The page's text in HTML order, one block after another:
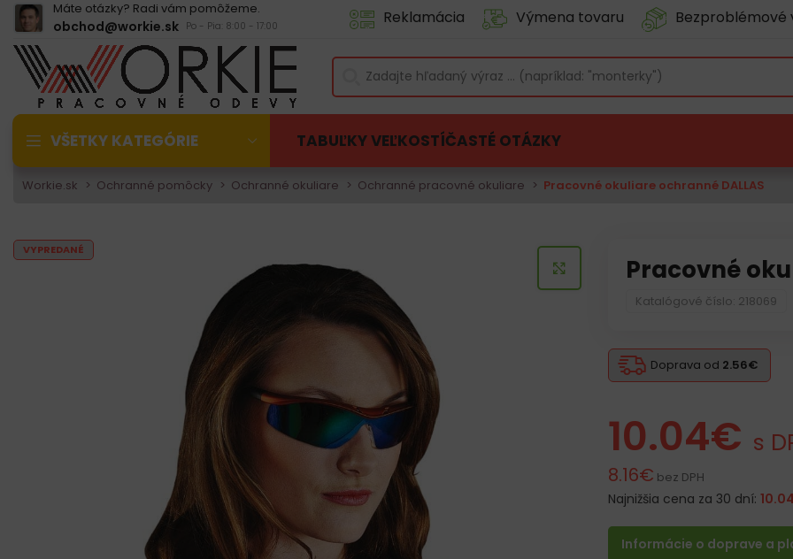
Máte otázky? Radi vám pomôžeme.
obchod@workie.sk Po - Pia: 8:00 - 17:00 Reklamácia Výmena tovaru Bezproblémové
VŠETKY KATEGÓRIE TABUĽKY VEĽKOSTÍČASTÉ OTÁZKY
Workie.sk Ochranné pomôcky Ochranné okuliare Ochranné pracovné okuliare Pracovné okuliare ochranné DALLAS
VYPREDANÉ
KLIKNITE PRE ZVÄČŠENIE
Pracovné
Katalógové číslo: 218069
Doprava od 2.56€
10.04€ s
8.16€ bez DPH
Najnižšia cena za 30 dní:
Informácie o doprave a